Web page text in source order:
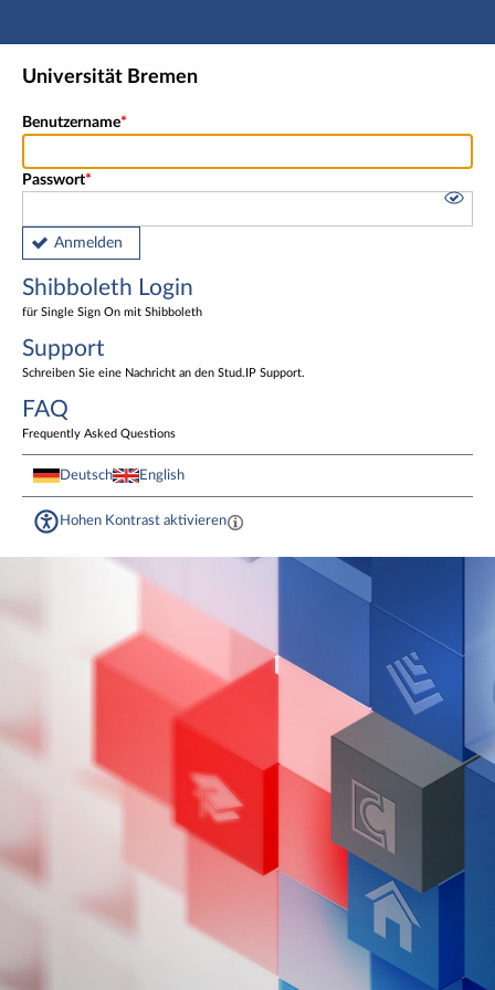
Hauptnavigation
Shibboleth Login
Universität Bremen
Benutzername
Passwort
Anmelden
Shibboleth Login
für Single Sign On mit Shibboleth
Support
Schreiben Sie eine Nachricht an den Stud.IP Support.
FAQ
Frequently Asked Questions
Deutsch English
Hohen Kontrast aktivieren